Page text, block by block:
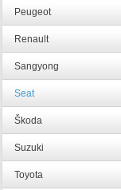
Peugeot
Renault
Sangyong
Seat
Škoda
Suzuki
Toyota